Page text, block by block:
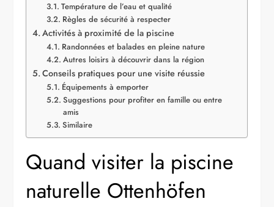
Température de l’eau et qualité
Règles de sécurité à respecter
Activités à proximité de la piscine
Randonnées et balades en pleine nature
Autres loisirs à découvrir dans la région
Conseils pratiques pour une visite réussie
Équipements à emporter
Suggestions pour profiter en famille ou entre
amis
Similaire
Quand visiter la piscine
naturelle Ottenhöfen